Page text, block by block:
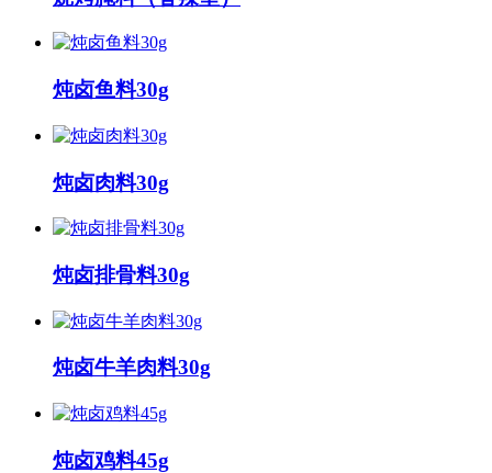
炖卤鱼料30g
炖卤肉料30g
炖卤排骨料30g
炖卤牛羊肉料30g
炖卤鸡料45g